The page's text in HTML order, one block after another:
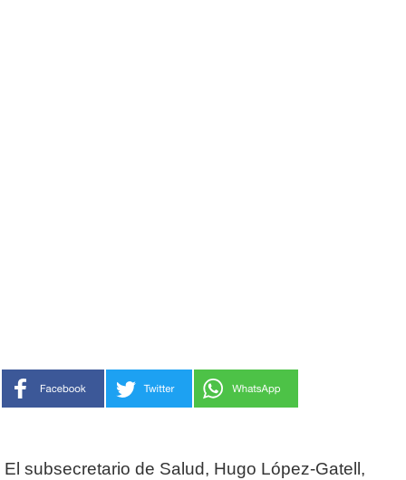
El subsecretario de Salud, Hugo López-Gatell,